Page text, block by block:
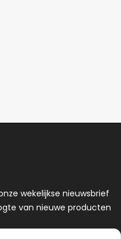
wekelijkse nieuwsbrief
van nieuwe producten